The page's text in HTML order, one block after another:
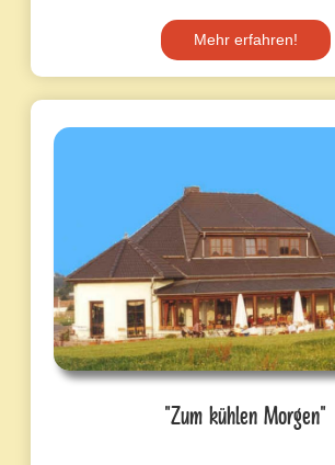
Mehr erfahren!
"Zum kühlen Morgen"